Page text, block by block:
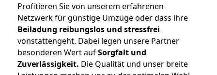
Profitieren Sie von unserem erfahrenen
Netzwerk für günstige Umzüge oder dass ihre
Beiladung reibungslos und stressfrei
vonstattengeht. Dabei legen unsere Partner
besonderen Wert aufSorgfalt und
Zuverlässigkeit. Die Qualität und unser breite